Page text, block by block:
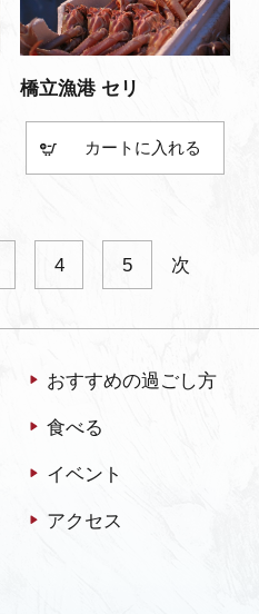
橋立漁港 セリ
カート
4 5 次
おすすめの過ごし方
食べる
イベント
アクセス